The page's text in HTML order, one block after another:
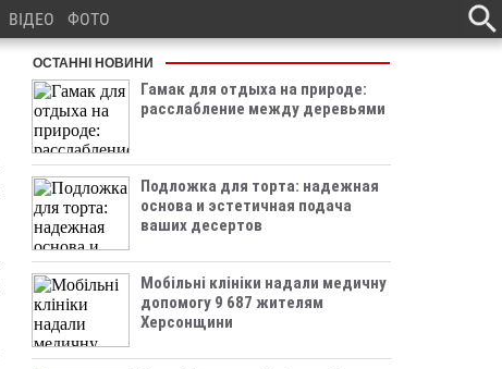
ВІДЕО ФОТО
ОСТАННІ НОВИНИ
Гамак для отдыха на природе:
расслабление между деревьями
Подложка для торта: надежная
основа и эстетичная подача
ваших десертов
Мобільні клініки надали медичну
допомогу 9 687 жителям
Херсонщини